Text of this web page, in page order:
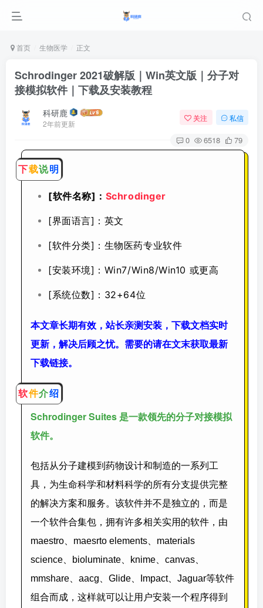
首页 生物医学 正文
Schrodinger 2021破解版｜Win英文版｜分子对
接模拟软件｜下载及安装教程
科研鹿
2年前更新
关注 私信
0 6518 79
下载说明
[软件名称]： Schrodinger
[界面语言]：英文
[软件分类]：生物医药专业软件
[安装环境]： Win7/Win8/Win10 或更高
[系统位数]：32+64位
本文章长期有效，站长亲测安装，下载文档实时
更新，解决后顾之忧。需要的请在文末获取最新
下载链接。
软件介绍
Schrodinger Suites 是一款领先的分子对接模拟
软件。
包括从分子建模到药物设计和制造的一系列工
具，为生命科学和材料科学的所有分支提供完整
的解决方案和服务。该软件并不是独立的，而是
一个软件合集包，拥有许多相关实用的软件，由
maestro、maesrto elements、materials
science、bioluminate、knime、canvas、
mmshare、aacg、Glide、Impact、Jaguar等软件
组合而成，这样就可以让用户安装一个程序得到